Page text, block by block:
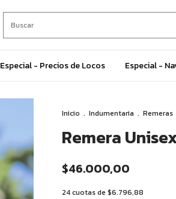
Especial - Precios de Locos Especial -
Inicio . Indumentaria . Remeras
Remera
$46.000,00
24cuotas de $6.796,88